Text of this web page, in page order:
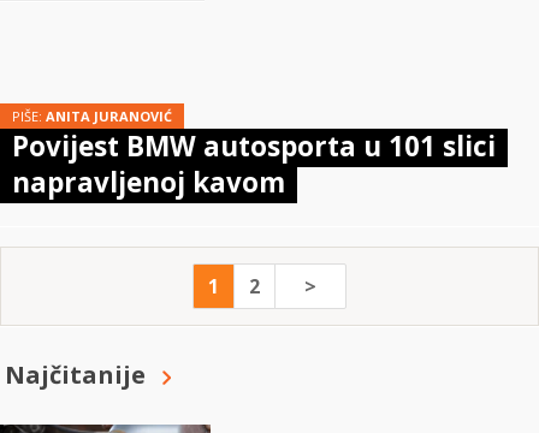
PIŠE: ANITA JURANOVIĆ
Povijest BMW autosporta u 101 slici
napravljenoj kavom
1 2 >
Najčitanije